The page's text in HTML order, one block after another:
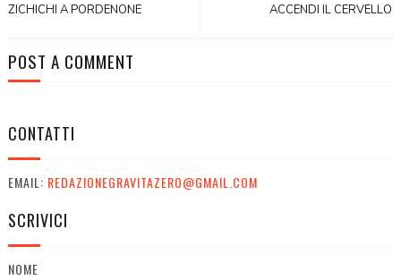
ACCENDI IL CERVELLO
ZICHICHI A PORDENONE
POST A COMMENT
CONTATTI
EMAIL: REDAZIONEGRAVITAZERO@GMAIL.COM
SCRIVICI
NOME